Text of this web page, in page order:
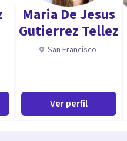
Maria De Jesus
Gutierrez Tellez
San Francisco
Ver perfil